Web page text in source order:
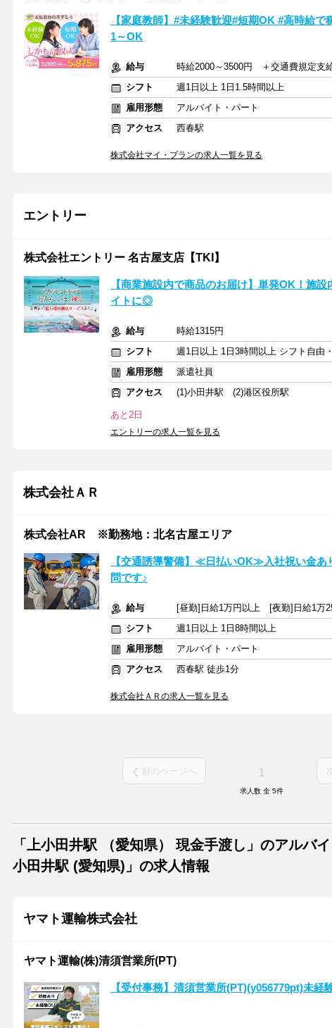
【家庭教師】#未経験歓迎#短期OK #高時給
1～OK
給与
時給2000～3500円 ＋交通費規定支
シフト
週1日以上 1日1.5時間以上
雇用形態
アルバイト・パート
アクセス
西春駅
株式会社マイ・プランの求人一覧を見る
エントリー
株式会社エントリー 名古屋支店【TKI】
【商業施設内で商品のお届け】単発OK！施
イトに◎
給与
時給1315円
シフト
週1日以上 1日3時間以上 シフト自由
雇用形態
派遣社員
アクセス
(1)小田井駅 (2)港区役所駅
あと2日
エントリーの求人一覧を見る
株式会社ＡＲ
株式会社AR ※勤務地：北名古屋エリア
【交通誘導警備】≪日払いOK≫入社祝い金
問です♪
給与
[昼勤]日給1万円以上 [夜勤]日給1万
シフト
週1日以上 1日8時間以上
雇用形態
アルバイト・パート
アクセス
西春駅 徒歩1分
株式会社ＡＲの求人一覧を見る
前のページへ 1
求人数 全 5件
「上小田井駅 （愛知県） 現金手渡し」のアルバ
小田井駅 (愛知県)」の求人情報
ヤマト運輸株式会社
ヤマト運輸(株)清須営業所(PT)
【受付事務】清須営業所(PT)(y056779pt)未経